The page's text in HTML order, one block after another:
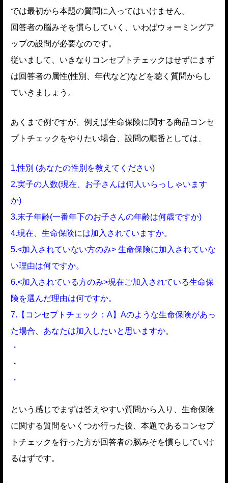
では最初から本題の質問に入ってはいけません。
回答者の脳みそを慣らしていく、いわばウォーミングア
ップの設問が必要なのです。
従いまして、いきなりコンセプトチェックはせずにまず
は回答者の属性(性別、年代など)などを聴く質問からし
ていきましょう。
あくまで例ですが、例えば生命保険に関する商品コンセ
プトチェックをやりたい場合、設問の順番としては、
1.性別 (あなたの性別を教えてください)
2.実子の人数(現在、お子さんは何人いらっしゃいます
か)
3.末子年齢(一番年下のお子さんの年齢は何歳ですか)
4.現在、生命保険には加入されていますか。
5.<加入されていない方のみ> 生命保険に加入されていな
い理由は何ですか。
6.<加入されている方のみ>現在ご加入されている生命保
険を選んだ理由は何ですか。
7.【コンセプトチェック：A】Aのような生命保険があっ
た場合、あなたは加入したいと思いますか。
・
・
・
という感じでまずは答えやすい質問から入り、生命保険
に関する質問をいくつか行った後、本題であるコンセプ
トチェックを行った方が回答者の脳みそを慣らしていけ
るはずです。